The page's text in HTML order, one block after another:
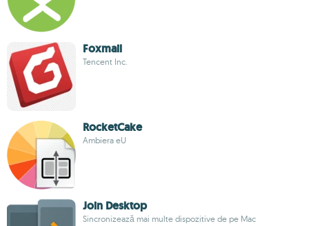
Foxmail
Tencent Inc.
RocketCake
Ambiera eU
Join Desktop
Sincronizează mai multe dispozitive de pe Mac